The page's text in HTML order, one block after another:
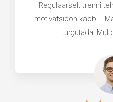
Regulaarselt trenni
motivatsioon kaob –
turgutada. Mul